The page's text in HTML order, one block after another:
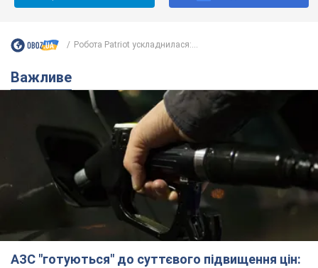
Робота Patriot ускладнилася:...
Важливе
АЗС "готуються" до суттєвого підвищення цін: